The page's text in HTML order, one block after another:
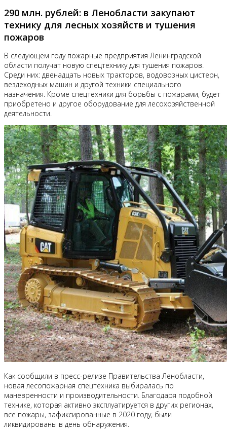
290 млн. рублей: в Ленобласти закупают
технику для лесных хозяйств и тушения
пожаров
В следующем году пожарные предприятия Ленинградской
области получат новую спецтехнику для тушения пожаров.
Среди них: двенадцать новых тракторов, водовозных цистерн,
вездеходных машин и другой техники специального
назначения. Кроме спецтехники для борьбы с пожарами, будет
приобретено и другое оборудование для лесохозяйственной
деятельности.
Как сообщили в пресс-релизе Правительства Ленобласти,
новая лесопожарная спецтехника выбиралась по
маневренности и производительности. Благодаря подобной
технике, которая активно эксплуатируется в других регионах,
все пожары, зафиксированные в 2020 году, были
ликвидированы в день обнаружения.